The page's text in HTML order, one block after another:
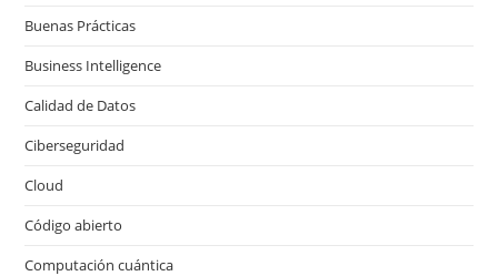
Buenas Prácticas
Business Intelligence
Calidad de Datos
Ciberseguridad
Cloud
Código abierto
Computación cuántica